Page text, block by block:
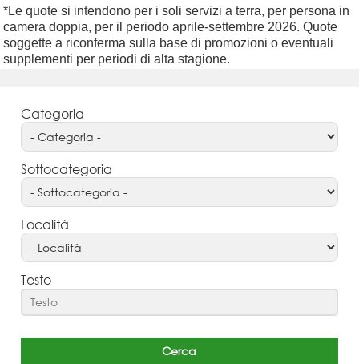
*Le quote si intendono per i soli servizi a terra, per persona in
camera doppia, per il periodo aprile-settembre 2026.Quote
soggette a riconferma sulla base di promozioni o eventuali
supplementi per periodi di alta stagione.
Categoria
Sottocategoria
Località
Testo